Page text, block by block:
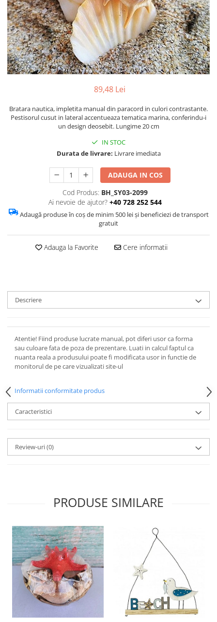
Barci, vapoare, ambarcatiuni
Pesti
Decoratiuni care se agata
Tablouri
89,48 Lei
Bratara nautica, impletita manual din paracord in culori contrastante.
Pestisorul cusut in lateral accentueaza tematica marina, conferindu-i
un design deosebit. Lungime 20 cm
IN STOC
Durata de livrare: Livrare imediata
ADAUGA IN COS
Cod Produs: BH_SY03-2099
Ai nevoie de ajutor? +40 728 252 544
Adaugă produse în coș de minim 500 lei și beneficiezi de transport
gratuit
Adauga la Favorite Cere informatii
Descriere
Atentie! Fiind produse lucrate manual, pot diferi usor ca forma
sau culoare fata de poza de prezentare. Luati in calcul faptul ca
nuanta reala a produsului poate fi modificata usor in functie de
monitorul de pe care vizualizati site-ul
Informatii conformitate produs
Caracteristici
Review-uri(0)
PRODUSE SIMILARE